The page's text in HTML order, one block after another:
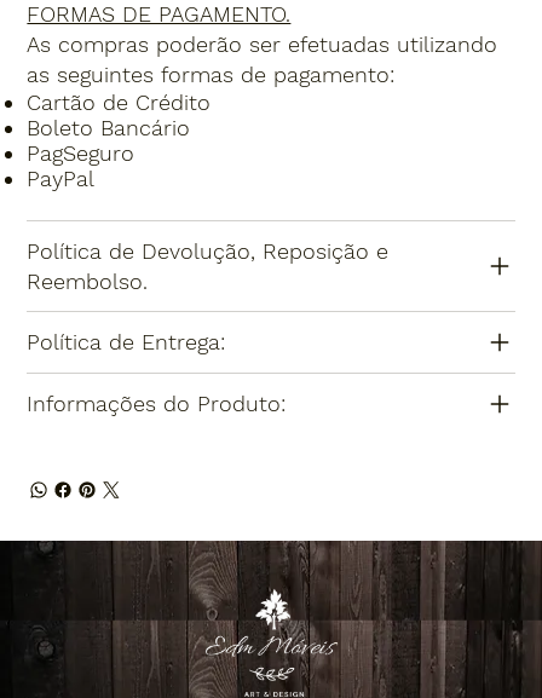
FORMAS DE PAGAMENTO.
As compras poderão ser efetuadas utilizando
as seguintes formas de pagamento:
Cartão de Crédito
Boleto Bancário
PagSeguro
PayPal
Política de Devolução, Reposição e
Reembolso.
Política de Entrega:
Informações do Produto: